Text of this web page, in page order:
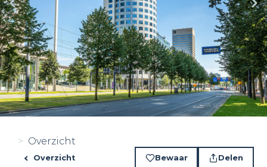
Overzicht
Overzicht Bewaar Delen